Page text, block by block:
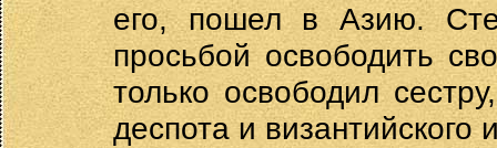
его, пошел в Азию.
просьбой освободить
только освободил
деспота и византийского